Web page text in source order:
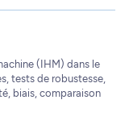
(IHM) dans le
tests de robustesse,
biais, comparaison